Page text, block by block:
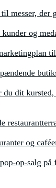
messer, der
og
du dit
og
op-salg på